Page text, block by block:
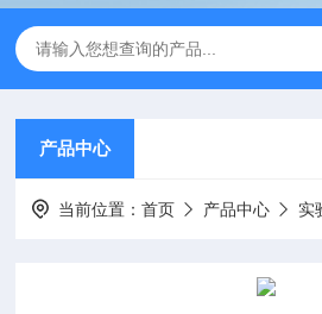
产品中心
当前位置：首页 产品中心 实